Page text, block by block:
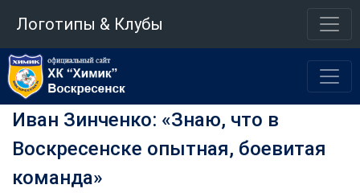
Логотипы & Клубы
Иван Зинченко: «Знаю, что в
Воскресенске опытная, боевитая
команда»